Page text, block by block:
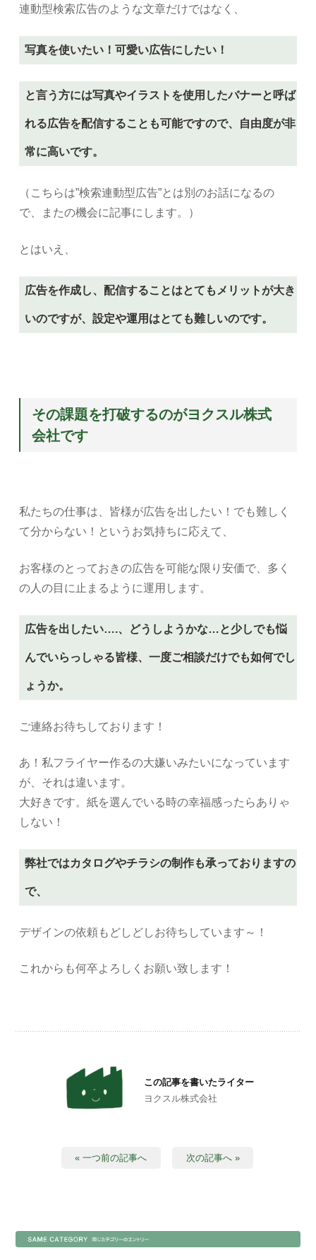
連動型検索広告のような文章だけではなく、
写真を使いたい！可愛い広告にしたい！
と言う方には写真やイラストを使用したバナーと呼ば
れる広告を配信することも可能ですので、自由度が非
常に高いです。
（こちらは”検索連動型広告”とは別のお話になるの
で、またの機会に記事にします。）
とはいえ、
広告を作成し、配信することはとてもメリットが大き
いのですが、設定や運用はとても難しいのです。
その課題を打破するのがヨクスル株式
会社です
私たちの仕事は、皆様が広告を出したい！でも難しく
て分からない！というお気持ちに応えて、
お客様のとっておきの広告を可能な限り安価で、多く
の人の目に止まるように運用します。
広告を出したい….、どうしようかな…と少しでも悩
んでいらっしゃる皆様、一度ご相談だけでも如何でし
ょうか。
ご連絡お待ちしております！
あ！私フライヤー作るの大嫌いみたいになっています
が、それは違います。
大好きです。紙を選んでいる時の幸福感ったらありゃ
しない！
弊社ではカタログやチラシの制作も承っておりますの
で、
デザインの依頼もどしどしお待ちしています～！
これからも何卒よろしくお願い致します！
この記事を書いたライター
ヨクスル株式会社
« 一つ前の記事へ 次の記事へ »